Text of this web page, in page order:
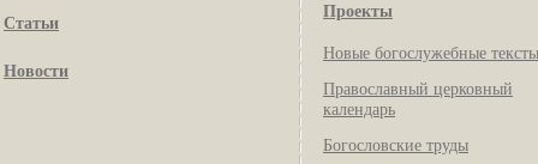
Статьи
Новости
Проекты
Новые богослужебные тексты
Православный церковный
календарь
Богословские труды